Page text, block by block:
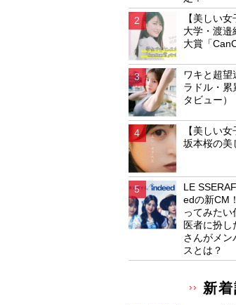
【美しい
大学・渡邉
大賞「
ワキと超望
ラドル・累
タビュー）
【美しい
坂本桜の美
LE
edの新CM
ってみたい
医者に扮し
さんがメン
スとは？
新